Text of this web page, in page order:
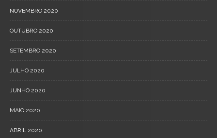
NOVEMBRO 2020
OUTUBRO 2020
SETEMBRO 2020
JULHO 2020
JUNHO 2020
MAIO 2020
ABRIL 2020